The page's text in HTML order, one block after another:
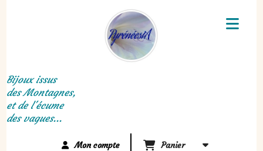
Bijoux issus
des Montagnes,
et de l'écume
des vagues...
Mon compte Panier